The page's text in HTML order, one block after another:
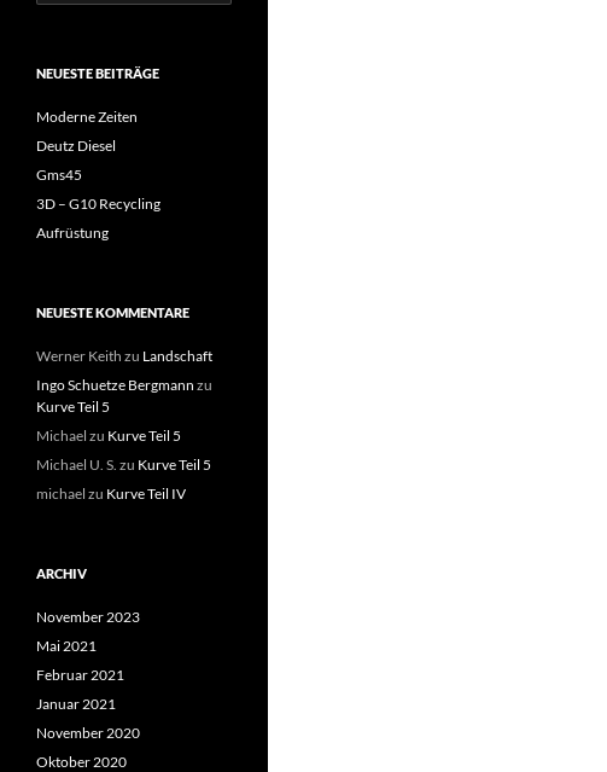
nach:
NEUESTE BEITRÄGE
Moderne Zeiten
Deutz Diesel
Gms45
3D – G10 Recycling
Aufrüstung
NEUESTE KOMMENTARE
Werner Keith zu Landschaft
Ingo Schuetze Bergmann zu
Kurve Teil 5
Michael zu Kurve Teil 5
Michael U. S. zu Kurve Teil 5
michael zu Kurve Teil IV
ARCHIV
November 2023
Mai 2021
Februar 2021
Januar 2021
November 2020
Oktober 2020